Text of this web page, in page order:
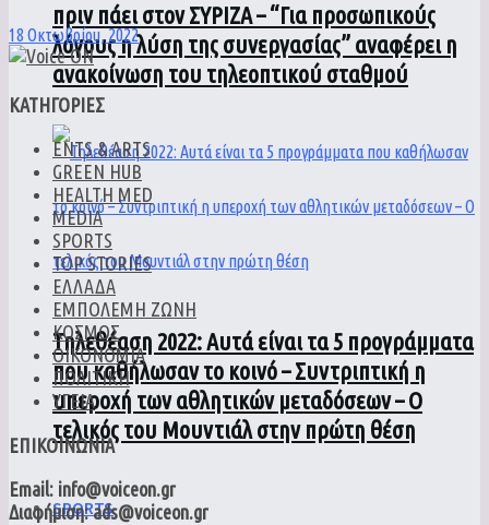
πριν πάει στον ΣΥΡΙΖΑ – “Για προσωπικούς
λόγους η λύση της συνεργασίας” αναφέρει η
ανακοίνωση του τηλεοπτικού σταθμού
Τηλεθέαση 2022: Αυτά είναι τα 5 προγράμματα
που καθήλωσαν το κοινό – Συντριπτική η
υπεροχή των αθλητικών μεταδόσεων – Ο
τελικός του Μουντιάλ στην πρώτη θέση
SPORTS
18 Οκτωβρίου, 2022
ΚΑΤΗΓΟΡΙΕΣ
ENTS & ARTS
GREEN HUB
HEALTH MED
MEDIA
SPORTS
TOP STORIES
ΕΛΛΑΔΑ
ΕΜΠΟΛΕΜΗ ΖΩΝΗ
ΚΟΣΜΟΣ
ΟΙΚΟΝΟΜΙΑ
ΠΟΛΙΤΙΚΗ
ΥΓΕΙΑ
ΕΠΙΚΟΙΝΩΝΙΑ
Email: info@voiceon.gr
Διαφήμιση: ads@voiceon.gr